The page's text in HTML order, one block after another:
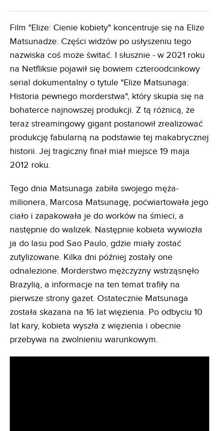
Film "Elize: Cienie kobiety" koncentruje się na Elize
Matsunadze. Części widzów po usłyszeniu tego
nazwiska coś może świtać. I słusznie - w 2021 roku
na Netfliksie pojawił się bowiem czteroodcinkowy
serial dokumentalny o tytule "Elize Matsunaga:
Historia pewnego morderstwa", który skupia się na
bohaterce najnowszej produkcji. Z tą różnicą, że
teraz streamingowy gigant postanowił zrealizować
produkcję fabularną na podstawie tej makabrycznej
historii. Jej tragiczny finał miał miejsce 19 maja
2012 roku.
Tego dnia Matsunaga zabiła swojego męża-
milionera, Marcosa Matsunagę, poćwiartowała jego
ciało i zapakowała je do worków na śmieci, a
następnie do walizek. Następnie kobieta wywiozła
ja do lasu pod Sao Paulo, gdzie miały zostać
zutylizowane. Kilka dni później zostały one
odnalezione. Morderstwo mężczyzny wstrząsnęło
Brazylią, a informacje na ten temat trafiły na
pierwsze strony gazet. Ostatecznie Matsunaga
została skazana na 16 lat więzienia. Po odbyciu 10
lat kary, kobieta wyszła z więzienia i obecnie
przebywa na zwolnieniu warunkowym.